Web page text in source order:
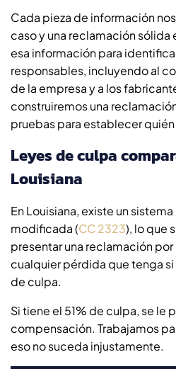
Cada pieza de información
caso y una reclamación sólida
esa información para
responsables, incluyendo al
de la empresa y a los
construiremos una
pruebas para establecer
Leyes de culpa
Louisiana
En Louisiana, existe un
modificada (CC 2323), lo que
presentar una reclamación
cualquier pérdida que tenga
de culpa.
Si tiene el 51% de culpa, se le
compensación. Trabajamos
eso no suceda injustamente.